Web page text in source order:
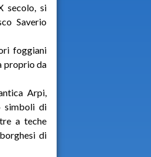
secolo, si
Saverio
foggiani
proprio da
Arpi,
simboli di
a teche
di